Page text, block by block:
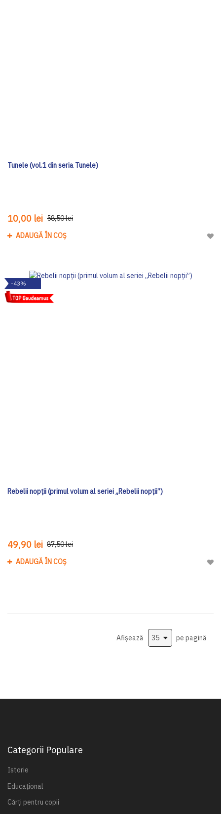
Tunele (vol.1 din seria Tunele)
10,00 lei 58,50 lei
ADAUGĂ ÎN COȘ
-43%
Rebelii nopții (primul volum al seriei „Rebelii nopții”)
49,90 lei 87,50 lei
ADAUGĂ ÎN COȘ
Afișează pe pagină
Categorii Populare
Istorie
Educațional
Cărți pentru copii